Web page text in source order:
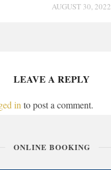
AUGUST 30, 2022
LEAVE A REPLY
in to post a comment.
ONLINE BOOKING